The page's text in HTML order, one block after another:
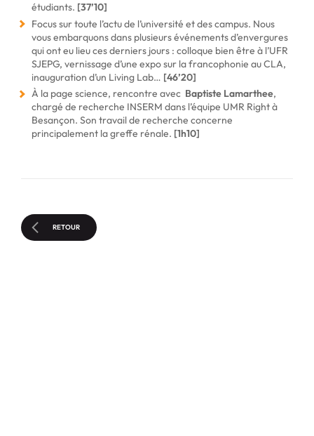
étudiants. [37’10]
Focus sur toute l’actu de l’université et des campus. Nous
vous embarquons dans plusieurs événements d’envergures
qui ont eu lieu ces derniers jours : colloque bien être à l’UFR
SJEPG, vernissage d’une expo sur la francophonie au CLA,
inauguration d’un Living Lab… [46’20]
À la page science, rencontre avec Baptiste Lamarthee,
chargé de recherche INSERM dans l’équipe UMR Right à
Besançon. Son travail de recherche concerne
principalement la greffe rénale. [1h10]
RETOUR